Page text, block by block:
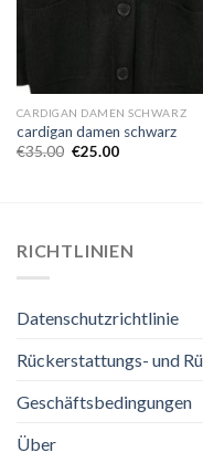
CARDIGAN DAMEN SCHWARZ
cardigan damen schwarz
€35.00 €25.00
RICHTLINIEN
Datenschutzrichtlinie
Rückerstattungs- und
Geschäftsbedingungen
Über